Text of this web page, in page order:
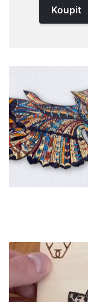
Koupit